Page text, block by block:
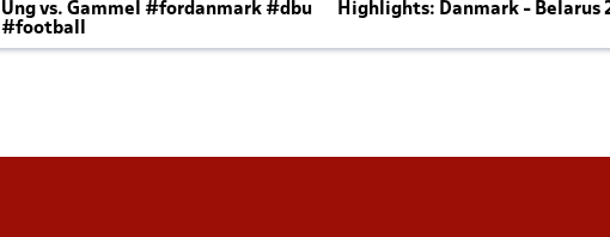
Ung vs. Gammel #fordanmark #dbu
#football
Highlights: Danmark - Belarus